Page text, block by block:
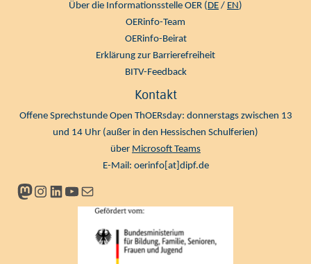
Über die Informationsstelle OER (DE / EN)
OERinfo-Team
OERinfo-Beirat
Erklärung zur Barrierefreiheit
BITV-Feedback
Kontakt
Offene Sprechstunde Open ThOERsday: donnerstags zwischen 13
und 14 Uhr (außer in den Hessischen Schulferien)
über Microsoft Teams
E-Mail: oerinfo[at]dipf.de
Mastodon
Instagram
LinkedIn
YouTube
Newsletter